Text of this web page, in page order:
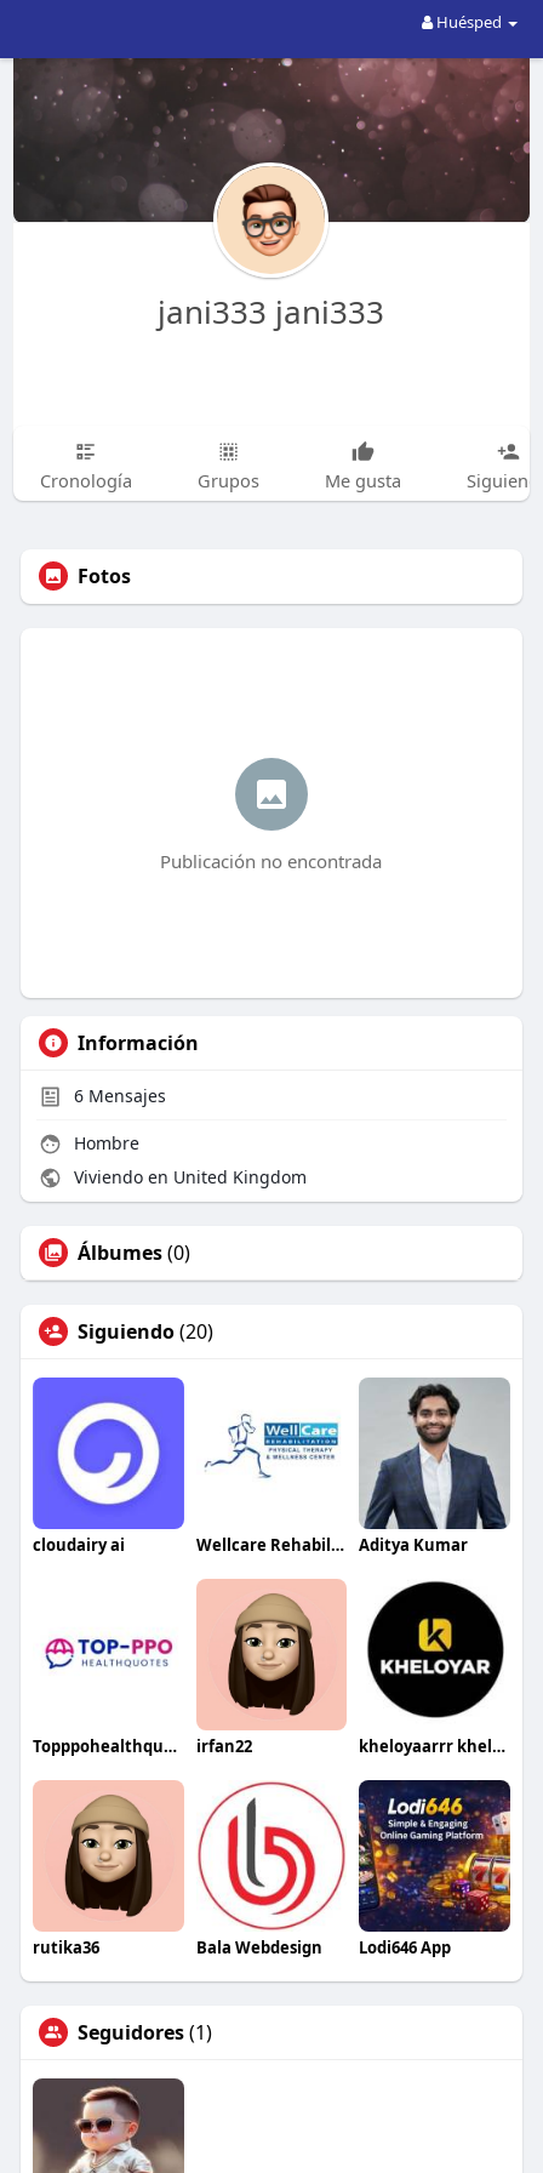
Huésped
jani333 jani333
Cronología Grupos Me gusta
Fotos
Publicación no encontrada
Información
6Mensajes
Hombre
Viviendo en United Kingdom
Álbumes(0)
Siguiendo(20)
cloudairy ai Wellcare Rehabilitation Aditya Kumar
Topppohealthquotes Quotes irfan22 kheloyaarrr kheloyaarrr
rutika36 Bala Webdesign Lodi646 App
Seguidores(1)